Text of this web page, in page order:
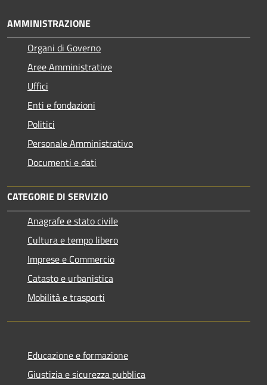
AMMINISTRAZIONE
Organi di Governo
Aree Amministrative
Uffici
Enti e fondazioni
Politici
Personale Amministrativo
Documenti e dati
CATEGORIE DI SERVIZIO
Anagrafe e stato civile
Cultura e tempo libero
Imprese e Commercio
Catasto e urbanistica
Mobilità e trasporti
Educazione e formazione
Giustizia e sicurezza pubblica